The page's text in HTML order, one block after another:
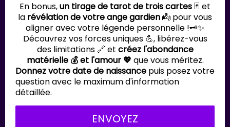
En bonus,un tirage de tarot de trois cartes🃏 et
la révélation de votre ange gardien👼 pour vous
aligner avec votre légende personnelle !🗝️✨
Découvrez vos forces uniques 💪, libérez-vous
des limitations 🔗 et créez l'abondance
matérielle 💰 et l'amour 💖 que vous méritez.
Donnez votre date de naissance puis posez votre
question avec le maximum d'information
détaillée.
ENVOYEZ